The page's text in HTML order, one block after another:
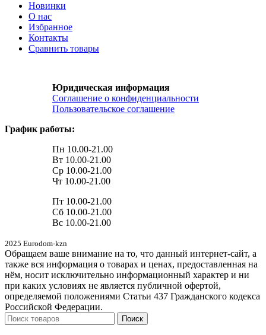
Новинки
О нас
Избранное
Контакты
Сравнить товары
Юридическая информация
Соглашение о конфиденциальности
Пользовательское соглашение
График работы:
Пн 10.00-21.00
Вт 10.00-21.00
Ср 10.00-21.00
Чт 10.00-21.00
Пт 10.00-21.00
Сб 10.00-21.00
Вс 10.00-21.00
2025 Eurodom-kzn
Обращаем ваше внимание на то, что данный интернет-сайт, а
также вся информация о товарах и ценах, предоставленная на
нём, носит исключительно информационный характер и ни
при каких условиях не является публичной офертой,
определяемой положениями Статьи 437 Гражданского кодекса
Российской Федерации.
Поиск